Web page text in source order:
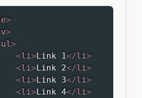
>
>
ul >
<li >Link 1</li >
<li >Link 2</li >
<li >Link 3</li >
<li >Link 4</li >